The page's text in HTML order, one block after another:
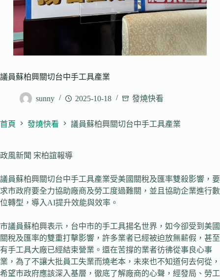
議員蘇柏興關切台中手工具產業
sunny 2025-10-18 發燒快看
首頁 發燒快看 議員蘇柏興關切台中手工具產業
政風新聞 宋柏誼報導
議員蘇柏興關切台中手工具產業受美國關稅及匯率雙殺影響，要
求市政府要全力協助廠商及勞工度過難關，並且協助企業進行數
位轉型，導入AI提升效能與效率。
市議員蘇柏興表示，台中市的手工具揚名世界，如今卻受到美國
關稅及匯率的雙重打擊影響，許多業者已經被迫放無薪假，甚至
有手工具大廠已經結束營業。還在苦撐的業者彷彿從事良心事
業，為了不讓大批員工失業而燒老本，未來也不知道何去何從，
希望市政府應該深入基層，徹底了解廠商的心聲，經發局、勞工